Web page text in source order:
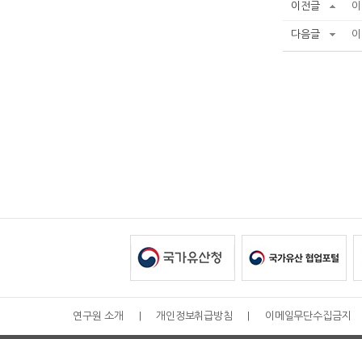
이전글
다음글
연구원 소개 개인정보취급방침 이메일무단수집금지